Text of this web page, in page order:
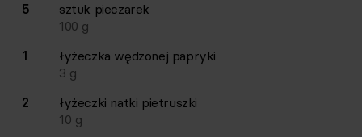
5
sztuk pieczarek
100 g
1
łyżeczka wędzonej papryki
3 g
2
łyżeczki natki pietruszki
10 g